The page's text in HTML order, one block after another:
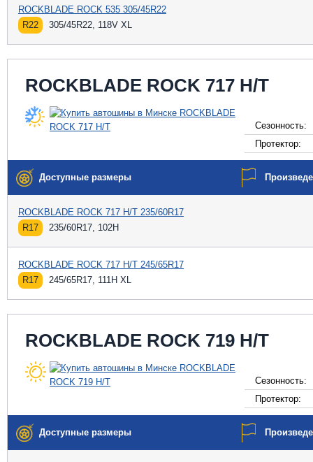
ROCKBLADE ROCK 535 305/45R22
R22
305/45R22, 118V XL
ROCKBLADE ROCK 717 H/T
Сезонность:
Протектор:
Доступные размеры
ROCKBLADE ROCK 717 H/T 235/60R17
R17
235/60R17, 102H
ROCKBLADE ROCK 717 H/T 245/65R17
R17
245/65R17, 111H XL
ROCKBLADE ROCK 719 H/T
Сезонность:
Протектор:
Доступные размеры